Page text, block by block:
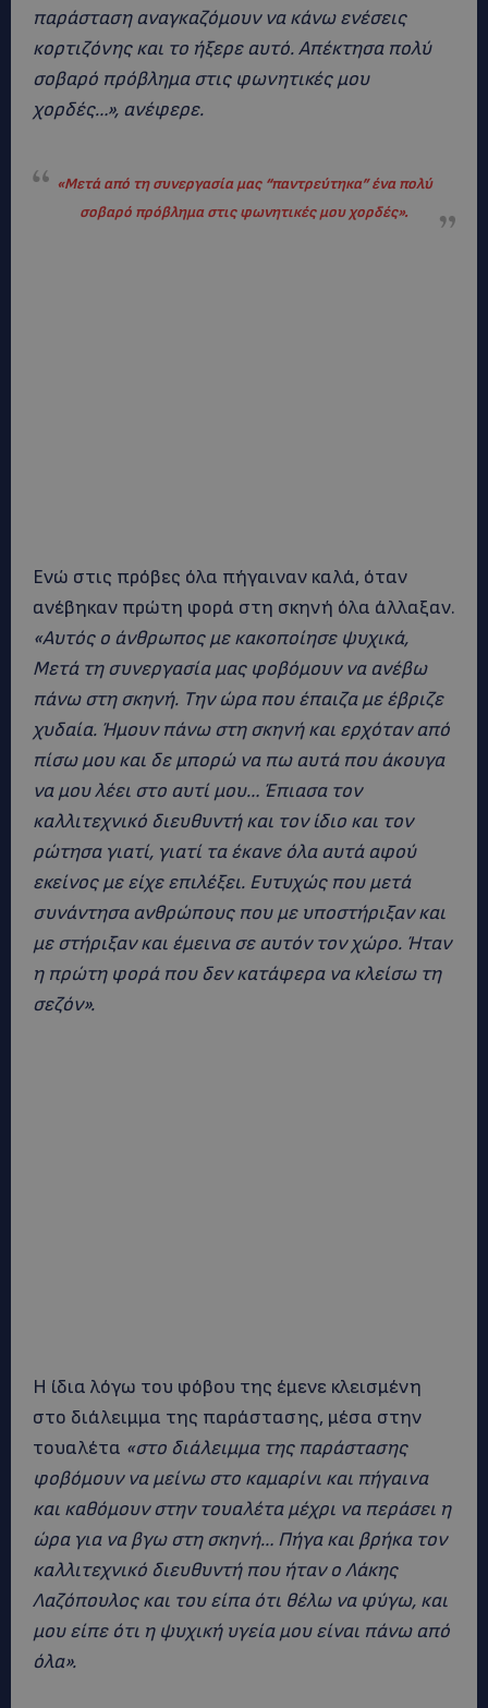
παράσταση αναγκαζόμουν να κάνω ενέσεις
κορτιζόνης και το ήξερε αυτό. Απέκτησα πολύ
σοβαρό πρόβλημα στις φωνητικές μου
χορδές…», ανέφερε.
«Μετά από τη συνεργασία μας “παντρεύτηκα” ένα πολύ
σοβαρό πρόβλημα στις φωνητικές μου χορδές».
Ενώ στις πρόβες όλα πήγαιναν καλά, όταν
ανέβηκαν πρώτη φορά στη σκηνή όλα άλλαξαν.
«Αυτός ο άνθρωπος με κακοποίησε ψυχικά,
Μετά τη συνεργασία μας φοβόμουν να ανέβω
πάνω στη σκηνή. Την ώρα που έπαιζα με έβριζε
χυδαία. Ήμουν πάνω στη σκηνή και ερχόταν από
πίσω μου και δε μπορώ να πω αυτά που άκουγα
να μου λέει στο αυτί μου… Έπιασα τον
καλλιτεχνικό διευθυντή και τον ίδιο και τον
ρώτησα γιατί, γιατί τα έκανε όλα αυτά αφού
εκείνος με είχε επιλέξει. Ευτυχώς που μετά
συνάντησα ανθρώπους που με υποστήριξαν και
με στήριξαν και έμεινα σε αυτόν τον χώρο. Ήταν
η πρώτη φορά που δεν κατάφερα να κλείσω τη
σεζόν».
Η ίδια λόγω του φόβου της έμενε κλεισμένη
στο διάλειμμα της παράστασης, μέσα στην
τουαλέτα «στο διάλειμμα της παράστασης
φοβόμουν να μείνω στο καμαρίνι και πήγαινα
και καθόμουν στην τουαλέτα μέχρι να περάσει η
ώρα για να βγω στη σκηνή… Πήγα και βρήκα τον
καλλιτεχνικό διευθυντή που ήταν ο Λάκης
Λαζόπουλος και του είπα ότι θέλω να φύγω, και
μου είπε ότι η ψυχική υγεία μου είναι πάνω από
όλα».